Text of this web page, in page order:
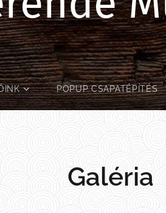
POPUP CSAPATÉPÍTÉS
Galéria